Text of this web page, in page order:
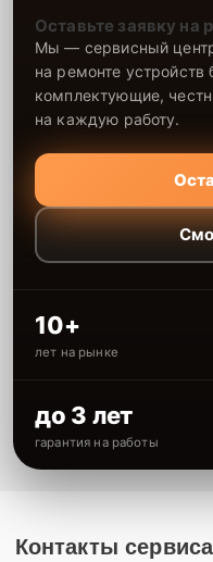
Оставьте заявку на
Мы — сервисный
на ремонте
комплектующие,
на каждую работу.
10+
лет на рынке
до 3 лет
гарантия на работы
Контакты